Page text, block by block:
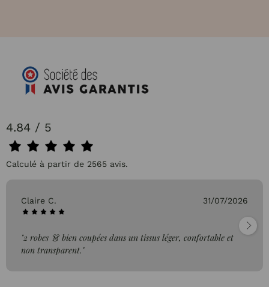
4.84 / 5
Calculé à partir de 2565 avis.
Claire C. 31/07/2026
"2 robes 👗 bien coupées dans un tissus léger, confortable et
non transparent."